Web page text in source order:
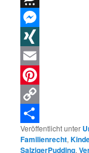
Threema
Messenger
XING
Email
Pinterest
Copy
Link
Teilen
Veröffentlicht unter
Familienrecht,
SalzigerPudding,